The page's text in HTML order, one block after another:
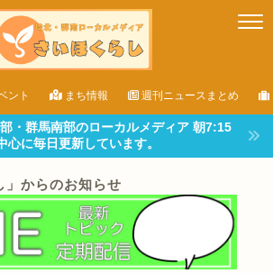
ント まち情報 週刊ニュースまとめ
部・群馬南部のローカルメディア 朝7:15
心に毎日更新しています。
」からのお知らせ